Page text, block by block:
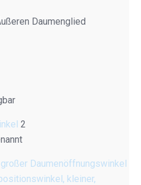
Daumenglied
2
Daumenöffnungswinkel
kleiner,